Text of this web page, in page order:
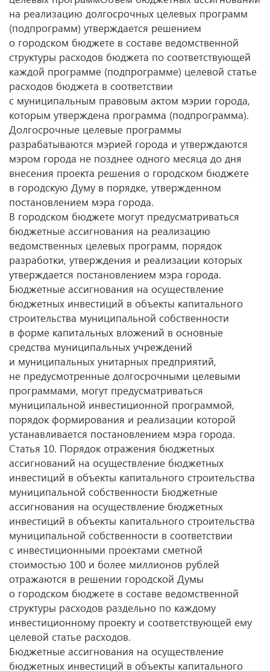
на реализацию долгосрочных целевых программ
(подпрограмм) утверждается решением
о городском бюджете в составе ведомственной
структуры расходов бюджета по соответствующей
каждой программе (подпрограмме) целевой статье
расходов бюджета в соответствии
с муниципальным правовым актом мэрии города,
которым утверждена программа (подпрограмма).
Долгосрочные целевые программы
разрабатываются мэрией города и утверждаются
мэром города не позднее одного месяца до дня
внесения проекта решения о городском бюджете
в городскую Думу в порядке, утвержденном
постановлением мэра города.
В городском бюджете могут предусматриваться
бюджетные ассигнования на реализацию
ведомственных целевых программ, порядок
разработки, утверждения и реализации которых
утверждается постановлением мэра города.
Бюджетные ассигнования на осуществление
бюджетных инвестиций в объекты капитального
строительства муниципальной собственности
в форме капитальных вложений в основные
средства муниципальных учреждений
и муниципальных унитарных предприятий,
не предусмотренные долгосрочными целевыми
программами, могут предусматриваться
муниципальной инвестиционной программой,
порядок формирования и реализации которой
устанавливается постановлением мэра города.
Статья 10. Порядок отражения бюджетных
ассигнований на осуществление бюджетных
инвестиций в объекты капитального строительства
муниципальной собственности Бюджетные
ассигнования на осуществление бюджетных
инвестиций в объекты капитального строительства
муниципальной собственности в соответствии
с инвестиционными проектами сметной
стоимостью 100 и более миллионов рублей
отражаются в решении городской Думы
о городском бюджете в составе ведомственной
структуры расходов раздельно по каждому
инвестиционному проекту и соответствующей ему
целевой статье расходов.
Бюджетные ассигнования на осуществление
бюджетных инвестиций в объекты капитального